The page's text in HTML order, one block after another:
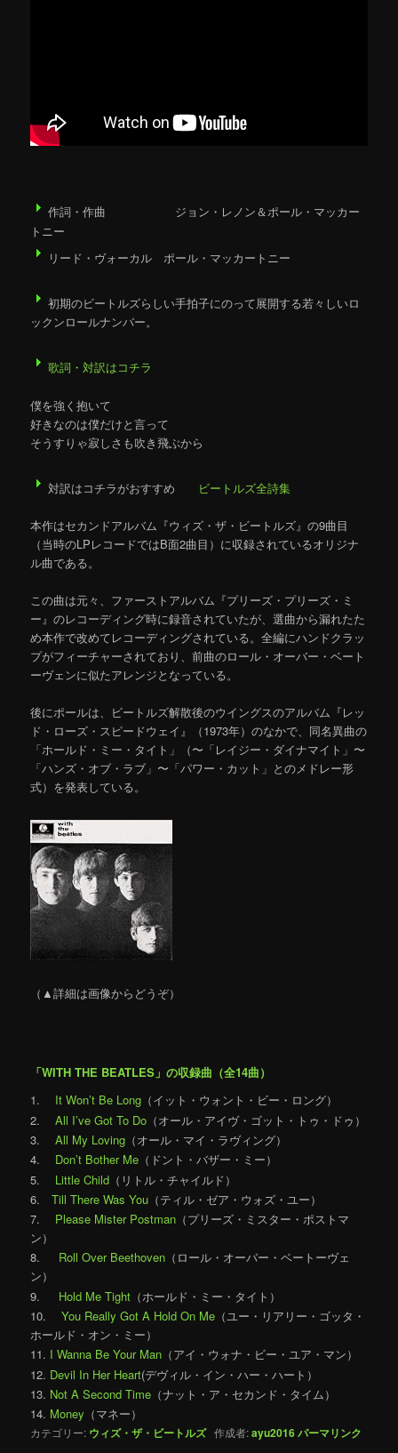
作詞・作曲 ジョン・レノン＆ポール・マッカー
トニー
リード・ヴォーカル ポール・マッカートニー
初期のビートルズらしい手拍子にのって展開する若々しいロ
ックンロールナンバー。
歌詞・対訳はコチラ
僕を強く抱いて
好きなのは僕だけと言って
そうすりゃ寂しさも吹き飛ぶから
対訳はコチラがおすすめ ビートルズ全詩集
本作はセカンドアルバム『ウィズ・ザ・ビートルズ』の9曲目
（当時のLPレコードではB面2曲目）に収録されているオリジナ
ル曲である。
この曲は元々、ファーストアルバム『プリーズ・プリーズ・ミ
ー』のレコーディング時に録音されていたが、選曲から漏れたた
め本作で改めてレコーディングされている。全編にハンドクラッ
プがフィーチャーされており、前曲のロール・オーバー・ベート
ーヴェンに似たアレンジとなっている。
後にポールは、ビートルズ解散後のウイングスのアルバム『レッ
ド・ローズ・スピードウェイ』（1973年）のなかで、同名異曲の
「ホールド・ミー・タイト」（〜「レイジー・ダイナマイト」〜
「ハンズ・オブ・ラブ」〜「パワー・カット」とのメドレー形
式）を発表している。
（▲詳細は画像からどうぞ）
「WITH THE BEATLES」の収録曲（全14曲）
1. It Won’t Be Long （イット・ウォント・ビー・ロング）
2.All I’ve Got To Do （オール・アイヴ・ゴット・トゥ・ドゥ）
3.
All My Loving （オール・マイ・ラヴィング）
4. Don’t Bother Me （ドント・バザー・ミー）
5. Little Child （リトル・チャイルド）
6.Till There Was You （ティル・ゼア・ウォズ・ユー）
7. Please Mister Postman （プリーズ・ミスター・ポストマ
ン）
8. Roll Over Beethoven （ロール・オーバー・ベートーヴェ
ン）
9. Hold Me Tight （ホールド・ミー・タイト）
10.You Really Got A Hold On Me （ユー・リアリー・ゴッタ・
ホールド・オン・ミー）
11. I Wanna Be Your Man （アイ・ウォナ・ビー・ユア・マン）
12. Devil In Her Heart(デヴィル・イン・ハー・ハート）
13. Not A Second Time （ナット・ア・セカンド・タイム）
14. Money （マネー）
カテゴリー: ウィズ・ザ・ビートルズ作成者:ayu2016パーマリンク